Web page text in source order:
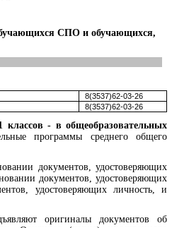
СПО и обучающихся,
8(3537)62-03-26
8(3537)62-03-26
классов - в общеобразовательных
программы среднего общего
документов, удостоверяющих
документов, удостоверяющих
удостоверяющих личность, и
оригиналы документов об